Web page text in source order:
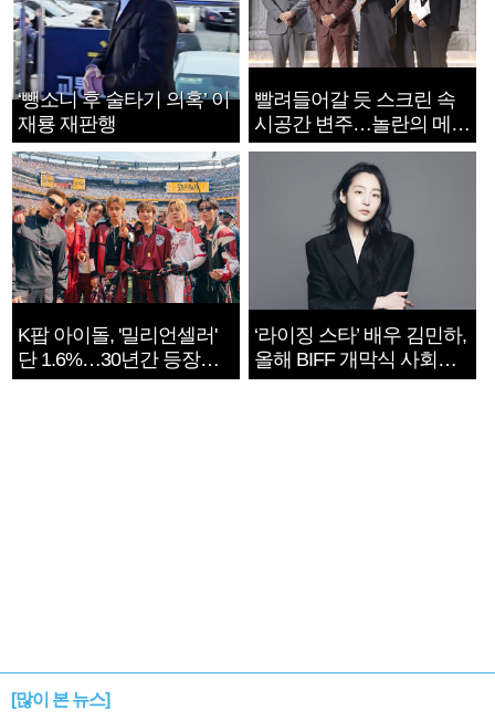
‘뺑소니 후 술타기 의혹’ 이
재룡 재판행
빨려들어갈 듯 스크린 속
시공간 변주…놀란의 메시
지는 ‘전쟁 속죄’
K팝 아이돌, '밀리언셀러'
단 1.6%…30년간 등장
1182개팀 전수조사
‘라이징 스타’ 배우 김민하,
올해 BIFF 개막식 사회자
확정
[많이 본 뉴스]